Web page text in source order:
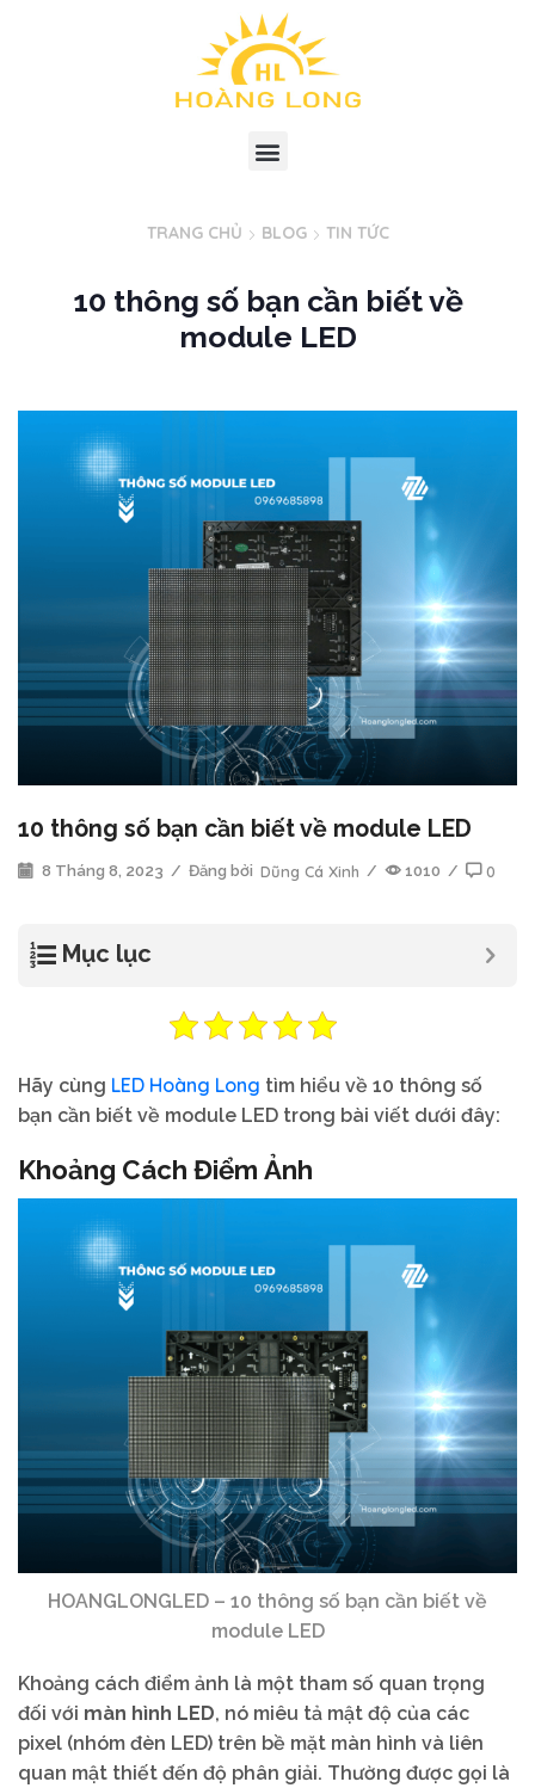
TRANG CHỦ BLOG TIN TỨC
10 thông số bạn cần biết về
module LED
10 thông số bạn cần biết về module LED
8 Tháng 8, 2023 / Đăng bởi Dũng Cá Xinh / 1010 / 0
Mục lục
Hãy cùng LED Hoàng Long tìm hiểu về 10 thông số
bạn cần biết về module LED trong bài viết dưới đây:
Khoảng Cách Điểm Ảnh
HOANGLONGLED – 10 thông số bạn cần biết về
module LED
Khoảng cách điểm ảnh là một tham số quan trọng
đối với màn hình LED, nó miêu tả mật độ của các
pixel (nhóm đèn LED) trên bề mặt màn hình và liên
quan mật thiết đến độ phân giải. Thường được gọi là